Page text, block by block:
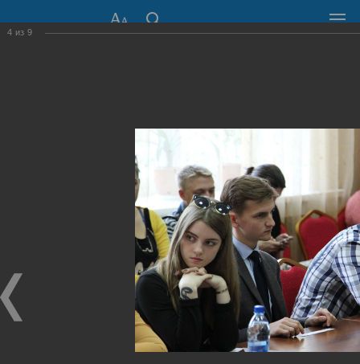
630099, г. Новосибирск, Красный проспект, 34
Общественная приемная
Фоторепортажи › Голос - второе лицо
4 из 9